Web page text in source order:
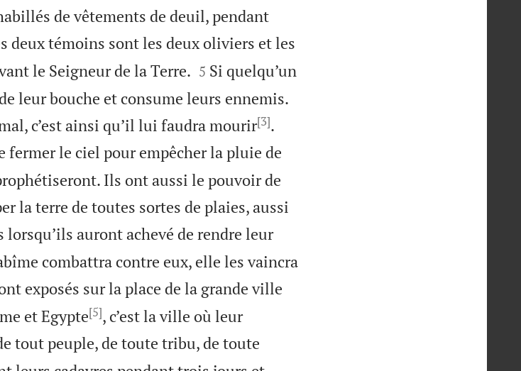
de vêtements de deuil, pendant
deux témoins sont les deux oliviers et les
le Seigneur de la Terre.
5 Si quelqu’un
leur bouche et consume leurs ennemis.
c’est ainsi qu’il lui faudra mourir[3].
fermer le ciel pour empêcher la pluie de
Ils ont aussi le pouvoir de
la terre de toutes sortes de plaies, aussi
lorsqu’ils auront achevé de rendre leur
combattra contre eux, elle les vaincra
exposés sur la place de la grande ville
et Egypte[5], c’est la ville où leur
tout peuple, de toute tribu, de toute